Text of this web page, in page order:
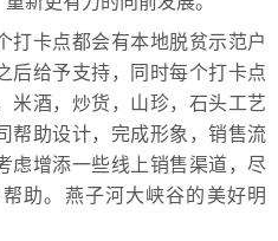
卡点都会有本地脱贫示范户
后给予支持，同时每个打卡点
米酒，炒货，山珍，石头工艺
帮助设计，完成形象，销售流
虑增添一些线上销售渠道，尽
助。燕子河大峡谷的美好明